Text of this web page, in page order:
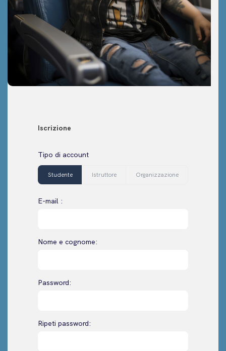
Iscrizione
Tipo di account
Studente Istruttore Organizzazione
E-mail :
Nome e cognome:
Password:
Ripeti password: